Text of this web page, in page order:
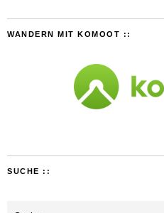
WANDERN MIT KOMOOT ::
SUCHE ::